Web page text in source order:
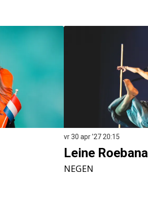
Leine Roebana
NEGEN
vr 30 apr ’27 20:15